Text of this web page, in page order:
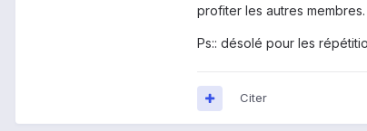
profiter les autres membres.
Ps:: désolé pour les
Citer